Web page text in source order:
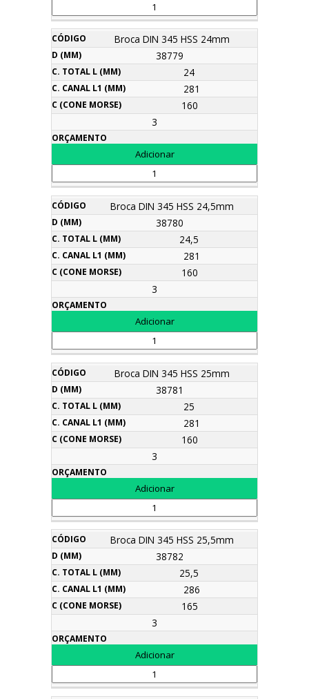
Broca DIN 345 HSS 24mm
38779
24
281
160
3
Broca DIN 345 HSS 24,5mm
38780
24,5
281
160
3
Broca DIN 345 HSS 25mm
38781
25
281
160
3
Broca DIN 345 HSS 25,5mm
38782
25,5
286
165
3